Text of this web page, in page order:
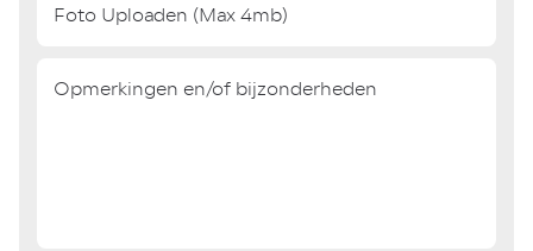
Foto Uploaden (Max 4mb)